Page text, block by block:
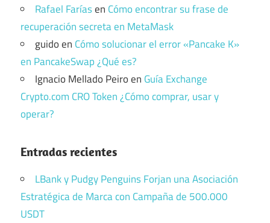
Rafael Faríasen Cómo encontrar su frase de
recuperación secreta en MetaMask
guidoen Cómo solucionar el error «Pancake K»
en PancakeSwap ¿Qué es?
Ignacio Mellado Peiroen Guía Exchange
Crypto.com CRO Token ¿Cómo comprar, usar y
operar?
Entradas recientes
LBank y Pudgy Penguins Forjan una Asociación
Estratégica de Marca con Campaña de 500.000
USDT